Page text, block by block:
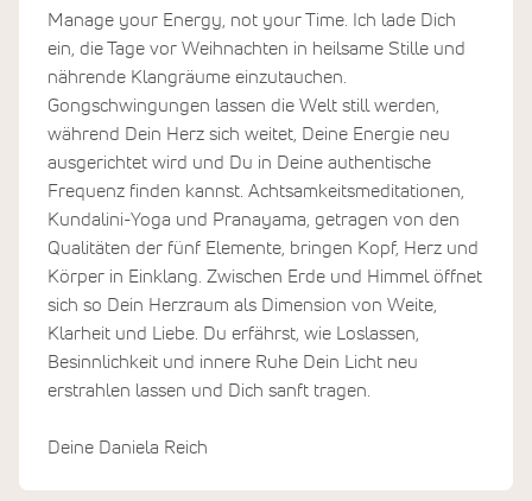
Manage your Energy, not your Time. Ich lade Dich
ein, die Tage vor Weihnachten in heilsame Stille und
nährende Klangräume einzutauchen.
Gongschwingungen lassen die Welt still werden,
während Dein Herz sich weitet, Deine Energie neu
ausgerichtet wird und Du in Deine authentische
Frequenz finden kannst. Achtsamkeitsmeditationen,
Kundalini-Yoga und Pranayama, getragen von den
Qualitäten der fünf Elemente, bringen Kopf, Herz und
Körper in Einklang. Zwischen Erde und Himmel öffnet
sich so Dein Herzraum als Dimension von Weite,
Klarheit und Liebe. Du erfährst, wie Loslassen,
Besinnlichkeit und innere Ruhe Dein Licht neu
erstrahlen lassen und Dich sanft tragen.
Deine Daniela Reich